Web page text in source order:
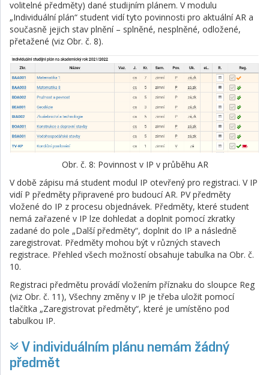
volitelné předměty) dané studijním plánem. V modulu
„Individuální plán“ student vidí tyto povinnosti pro aktuální AR a
současně jejich stav plnění – splněné, nesplněné, odložené,
přetažené (viz Obr. č. 8).
Obr. č. 8: Povinnost v IP v průběhu AR
V době zápisu má student modul IP otevřený pro registraci. V IP
vidí P předměty připravené pro budoucí AR. PV předměty
vložené do IP z procesu objednávek. Předměty, které student
nemá zařazené v IP lze dohledat a doplnit pomocí zkratky
zadané do pole „Další předměty“, doplnit do IP a následně
zaregistrovat. Předměty mohou být v různých stavech
registrace. Přehled všech možností obsahuje tabulka na Obr. č.
10.
Registraci předmětu provádí vložením příznaku do sloupce Reg
(viz Obr. č. 11), Všechny změny v IP je třeba uložit pomocí
tlačítka „Zaregistrovat předměty“, které je umístěno pod
tabulkou IP.
V individuálním plánu nemám žádný
předmět